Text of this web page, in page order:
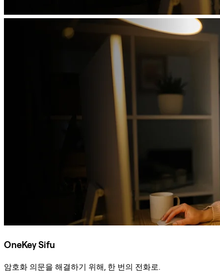
OneKey Sifu
암호화 의문을 해결하기 위해, 한 번의 전화로.